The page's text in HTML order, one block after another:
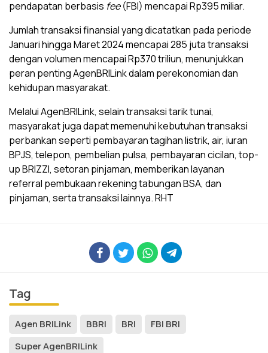
pendapatan berbasis fee(FBI) mencapai Rp395 miliar.
Jumlah transaksi finansial yang dicatatkan pada periode
Januari hingga Maret 2024 mencapai 285 juta transaksi
dengan volumen mencapai Rp370 triliun, menunjukkan
peran penting AgenBRILink dalam perekonomian dan
kehidupan masyarakat.
Melalui AgenBRILink, selain transaksi tarik tunai,
masyarakat juga dapat memenuhi kebutuhan transaksi
perbankan seperti pembayaran tagihan listrik, air, iuran
BPJS, telepon, pembelian pulsa, pembayaran cicilan, top-
up BRIZZI, setoran pinjaman, memberikan layanan
referral pembukaan rekening tabungan BSA, dan
pinjaman, serta transaksi lainnya. RHT
Tag
Agen BRILink BBRI BRI
FBI BRI
Super AgenBRILink